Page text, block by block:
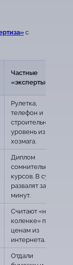
с
Частные
«эксперты»
Рулетка,
телефон и
строительный
уровень из
хозмага.
Диплом
сомнительных
курсов. В суде
развалят за 5
минут.
Считают «на
коленке» по
ценам из
интернета.
Отдали